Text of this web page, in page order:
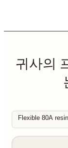
귀사의
Flexible 80A